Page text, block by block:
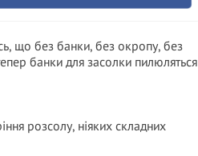
що без банки, без окропу, без
банки для засолки пилюляться
розсолу, ніяких складних